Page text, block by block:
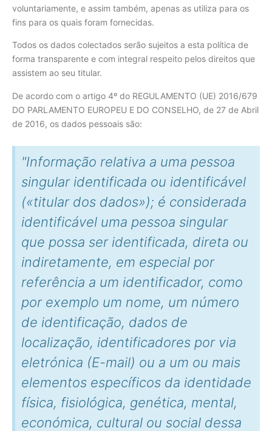
voluntariamente, e assim também, apenas as utiliza para os
fins para os quais foram fornecidas.
Todos os dados colectados serão sujeitos a esta política de
forma transparente e com integral respeito pelos direitos que
assistem ao seu titular.
De acordo com o artigo 4º do REGULAMENTO (UE) 2016/679
DO PARLAMENTO EUROPEU E DO CONSELHO, de 27 de Abril
de 2016, os dados pessoais são:
"Informação relativa a uma pessoa
singular identificada ou identificável
(«titular dos dados»); é considerada
identificável uma pessoa singular
que possa ser identificada, direta ou
indiretamente, em especial por
referência a um identificador, como
por exemplo um nome, um número
de identificação, dados de
localização, identificadores por via
eletrónica (E-mail) ou a um ou mais
elementos específicos da identidade
física, fisiológica, genética, mental,
económica, cultural ou social dessa